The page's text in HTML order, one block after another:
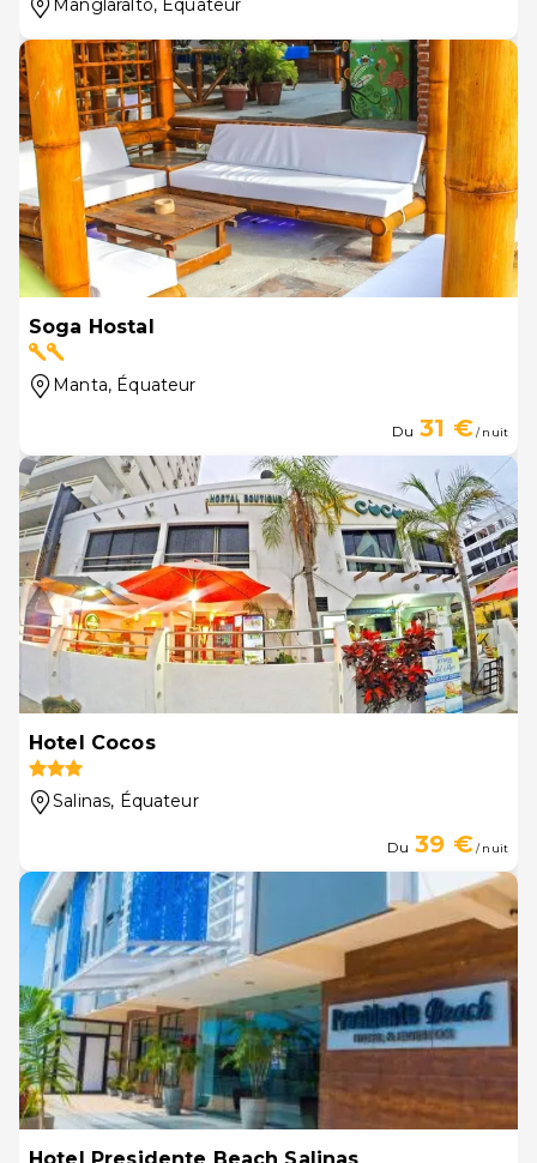
Manglaralto, Équateur
Soga Hostal
Manta, Équateur
Du 31 €/ nuit
Hotel Cocos
Salinas, Équateur
Du 39 €/ nuit